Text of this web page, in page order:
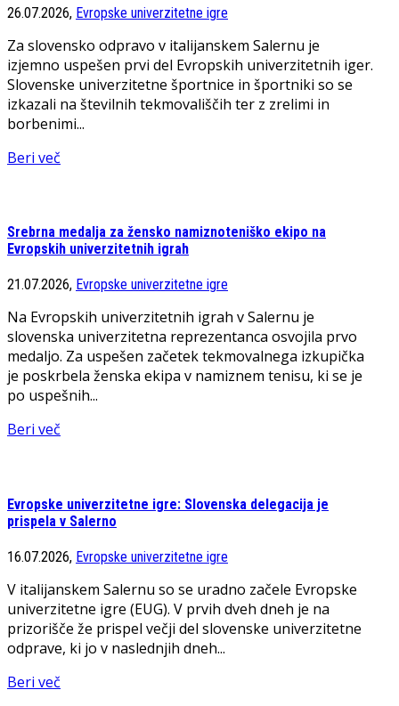
26.07.2026, Evropske univerzitetne igre
Za slovensko odpravo v italijanskem Salernu je
izjemno uspešen prvi del Evropskih univerzitetnih iger.
Slovenske univerzitetne športnice in športniki so se
izkazali na številnih tekmovališčih ter z zrelimi in
borbenimi...
Beri več
Srebrna medalja za žensko namiznoteniško ekipo na
Evropskih univerzitetnih igrah
21.07.2026, Evropske univerzitetne igre
Na Evropskih univerzitetnih igrah v Salernu je
slovenska univerzitetna reprezentanca osvojila prvo
medaljo. Za uspešen začetek tekmovalnega izkupička
je poskrbela ženska ekipa v namiznem tenisu, ki se je
po uspešnih...
Beri več
Evropske univerzitetne igre: Slovenska delegacija je
prispela v Salerno
16.07.2026, Evropske univerzitetne igre
V italijanskem Salernu so se uradno začele Evropske
univerzitetne igre (EUG). V prvih dveh dneh je na
prizorišče že prispel večji del slovenske univerzitetne
odprave, ki jo v naslednjih dneh...
Beri več